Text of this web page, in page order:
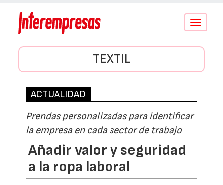
Conmutar
TEXTIL
ACTUALIDAD
Prendas personalizadas para identificar
la empresa en cada sector de trabajo
Añadir valor y seguridad
a la ropa laboral